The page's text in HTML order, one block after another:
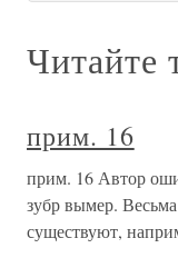
Читайте
прим. 16
прим. 16 Автор
зубр вымер.
существуют,